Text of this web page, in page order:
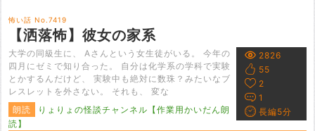
怖い話 No.7419
【洒落怖】彼女の家系
大学の同級生に、 Aさんという女生徒がいる。 今年の
四月にゼミで知り合った。 自分は化学系の学科で実験
とかするんだけど、 実験中も絶対に数珠？みたいなブ
レスレットを外さない。 それも、 変な
朗読
りょりょの怪談チャンネル【作業用かいだん朗
読】
2826
55
2
1
長編5分